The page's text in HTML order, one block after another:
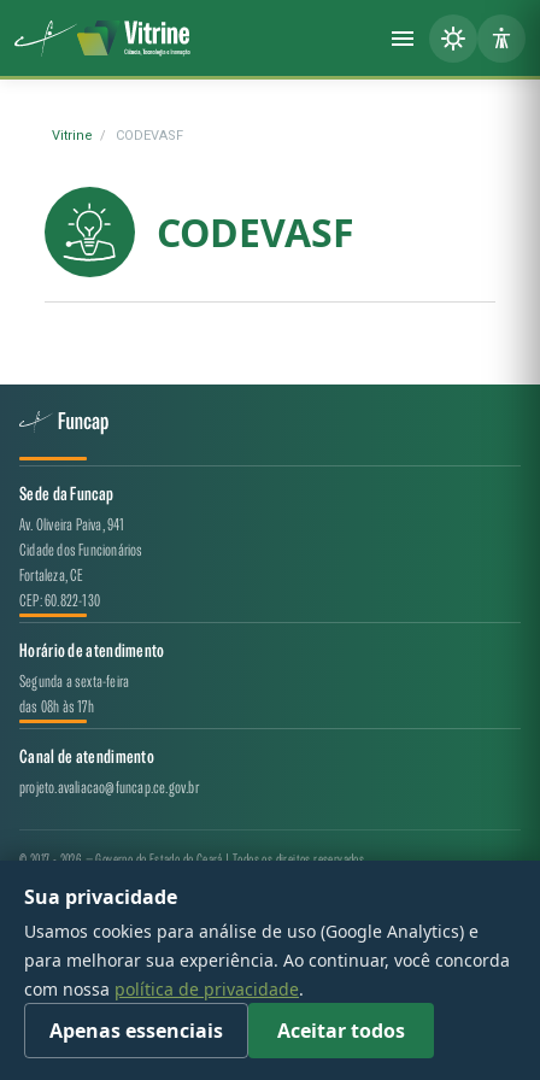
Vitrine CODEVASF
CODEVASF
Sede da Funcap
Av. Oliveira Paiva, 941
Cidade dos Funcionários
Fortaleza, CE
CEP: 60.822-130
Horário de atendimento
Segunda a sexta-feira
das 08h às 17h
Canal de atendimento
projeto.avaliacao@funcap.ce.gov.br
© 2017 - 2026 — Governo do Estado do Ceará | Todos os direitos reservados
Sua privacidade
Usamos cookies para análise de uso (Google Analytics) e
para melhorar sua experiência. Ao continuar, você concorda
com nossa política de privacidade.
Apenas essenciais Aceitar todos